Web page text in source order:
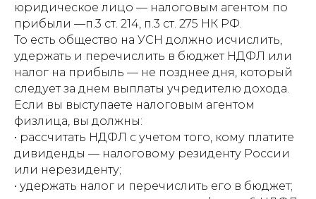
юридическое лицо — налоговым агентом по
прибыли —п.3 ст. 214, п.3 ст. 275 НК РФ.
То есть общество на УСН должно исчислить,
удержать и перечислить в бюджет НДФЛ или
налог на прибыль — не позднее дня, который
следует за днем выплаты учредителю дохода.
Если вы выступаете налоговым агентом
физлица, вы должны:
• рассчитать НДФЛ с учетом того, кому платите
дивиденды — налоговому резиденту России
или нерезиденту;
• удержать налог и перечислить его в бюджет;